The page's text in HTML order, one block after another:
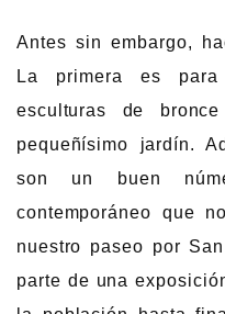
Antes sin embargo,
La primera es
esculturas de
pequeñísimo jardín.
son un buen
contemporáneo que
nuestro paseo por
parte de una